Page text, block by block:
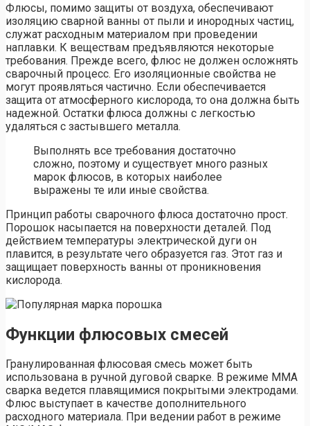
Флюсы, помимо защиты от воздуха, обеспечивают
изоляцию сварной ванны от пыли и инородных частиц,
служат расходным материалом при проведении
наплавки. К веществам предъявляются некоторые
требования. Прежде всего, флюс не должен осложнять
сварочный процесс. Его изоляционные свойства не
могут проявляться частично. Если обеспечивается
защита от атмосферного кислорода, то она должна быть
надежной. Остатки флюса должны с легкостью
удаляться с застывшего металла.
Выполнять все требования достаточно
сложно, поэтому и существует много разных
марок флюсов, в которых наиболее
выражены те или иные свойства.
Принцип работы сварочного флюса достаточно прост.
Порошок насыпается на поверхности деталей. Под
действием температуры электрической дуги он
плавится, в результате чего образуется газ. Этот газ и
защищает поверхность ванны от проникновения
кислорода.
Функции флюсовых смесей
Гранулированная флюсовая смесь может быть
использована в ручной дуговой сварке. В режиме MMA
сварка ведется плавящимися покрытыми электродами.
Флюс выступает в качестве дополнительного
расходного материала. При ведении работ в режиме